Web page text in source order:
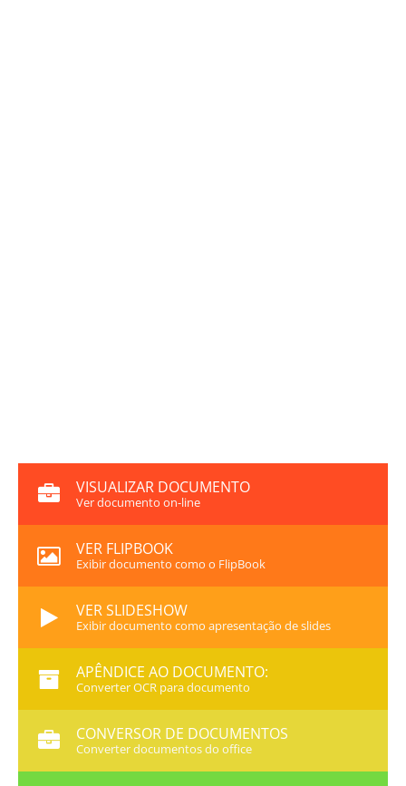
VISUALIZAR DOCUMENTO
Ver documento on-line
VER FLIPBOOK
Exibir documento como o FlipBook
VER SLIDESHOW
Exibir documento como apresentação de slides
APÊNDICE AO DOCUMENTO:
Converter OCR para documento
CONVERSOR DE DOCUMENTOS
Converter documentos do office